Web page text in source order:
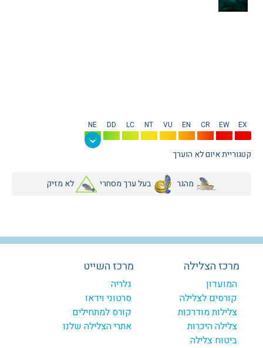
EX
EW
CR
EN
VU
NT
LC
DD
NE
קטגוריית איום לא הוערך
מהגר בעל ערך מסחרי לא מזיק
מרכז הצלילה
המועדון
קורסים לצלילה
צלילות מודרכות
צלילה היכרות
ביטוח צלילה
מרכז השייט
גלריה
סרטוני וידאו
קורס למתחילים
אתרי הצלילה שלנו